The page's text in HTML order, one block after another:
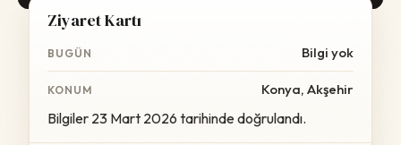
Ziyaret Kartı
BUGÜN Bilgi yok
KONUM Konya, Akşehir
Bilgiler 23 Mart 2026 tarihinde doğrulandı.